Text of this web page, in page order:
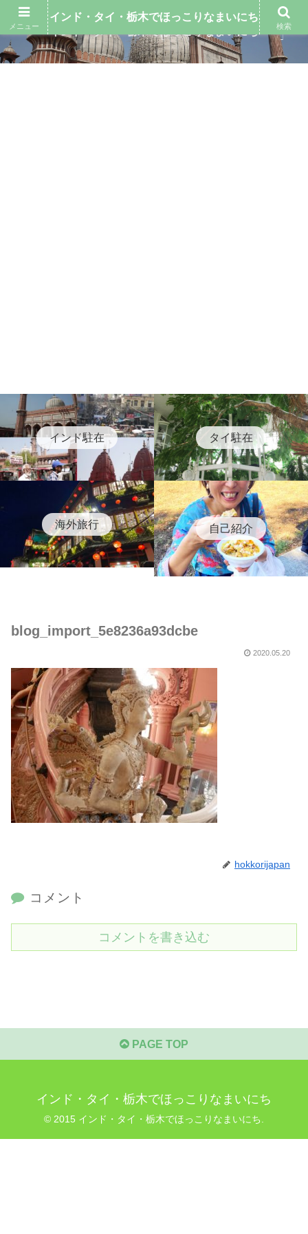
インド駐在 タイ駐在
海外旅行 自己紹介
blog_import_5e8236a93dcbe
2020.05.20
hokkorijapan
コメント
コメントを書き込む
PAGE TOP
インド・タイ・栃木でほっこりなまいにち
© 2015 インド・タイ・栃木でほっこりなまいにち.
メニュー
インド・タイ・栃木でほっこりなまいにち
検索